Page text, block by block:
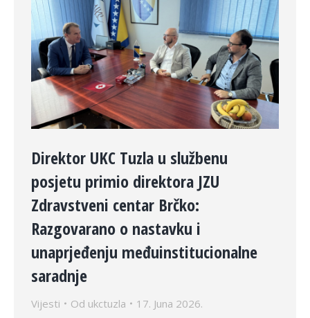
Direktor UKC Tuzla u službenu
posjetu primio direktora JZU
Zdravstveni centar Brčko:
Razgovarano o nastavku i
unaprjeđenju međuinstitucionalne
saradnje
Vijesti Od ukctuzla 17. Juna 2026.